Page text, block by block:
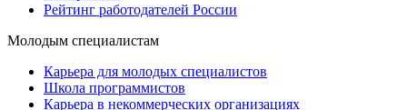
Рейтинг работодателей России
Молодым специалистам
Карьера для молодых специалистов
Школа программистов
Карьера в некоммерческих организациях